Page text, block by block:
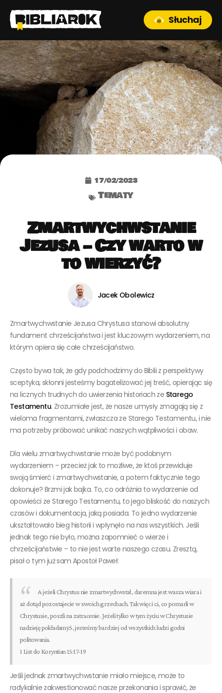
Słuchaj
17/02/2023
Tematy
Zmartwychwstanie
Jezusa – Czy warto w
to wierzyć?
Jacek Obolewicz
Zmartwychwstanie Jezusa Chrystusa stanowi absolutny
fundament chrześcijaństwa i jest kluczowym wydarzeniem, na
którym opiera się całe chrześcijaństwo.
Często bywa tak, że gdy podchodzimy do Biblii z perspektywy
sceptyka, skłonni jesteśmy bagatelizować jej treść, opierając się
na licznych trudnych do uwierzenia historiach ze Starego
Testamentu. Zrozumiałe jest, że nasze umysły zmagają się z
wieloma fragmentami, zwłaszcza ze Starego Testamentu, i nie
ma potrzeby próbować unikać naszych wątpliwości i obaw.
Dla wielu zmartwychwstanie może być podobnym
wydarzeniem – przecież jak to możliwe, że ktoś przewiduje
swoją śmierć i zmartwychwstanie, a potem faktycznie tego
dokonuje? Brzmi jak bajka. To, co odróżnia to wydarzenie od
opowieści ze Starego Testamentu, to jego bliskość do naszych
czasów i dokumentacja, jaką posiada. To jedno wydarzenie
ukształtowało bieg historii i wpłynęło na nas wszystkich. Jeśli
jednak tego nie było, można zapomnieć o wierze i
chrześcijaństwie – to nie jest warte naszego czasu. Zresztą,
pisał o tym już sam Apostoł Paweł:
A jeżeli Chrystus nie zmartwychwstał, daremna jest wasza wiara i
aż dotąd pozostajecie w swoich grzechach. Tak więc i ci, co pomarli w
Chrystusie, poszli na zatracenie. Jeżeli tylko w tym życiu w Chrystusie
nadzieję pokładamy5, jesteśmy bardziej od wszystkich ludzi godni
politowania.
1 List do Koryntian 15:17-19
Jeśli jednak zmartwychwstanie miało miejsce, może to
radykalnie zakwestionować nasze przekonania i sprawić, że